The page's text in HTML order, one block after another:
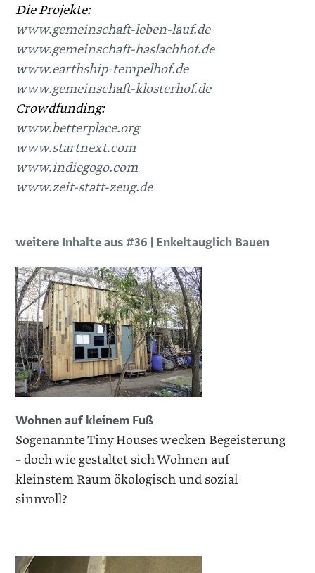
Die Projekte:
www.gemeinschaft-leben-lauf.de
www.gemeinschaft-haslachhof.de
www.earthship-tempelhof.de
www.gemeinschaft-klosterhof.de
Crowdfunding:
www.betterplace.org
www.startnext.com
www.indiegogo.com
www.zeit-statt-zeug.de
weitere Inhalte aus #36 | Enkeltauglich Bauen
Wohnen auf kleinem Fuß
Sogenannte Tiny Houses wecken Begeisterung
– doch wie gestaltet sich Wohnen auf
kleinstem Raum ökologisch und sozial
sinnvoll?